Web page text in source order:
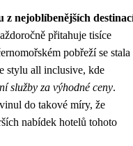
z nejoblíbenějších
přitahuje tisíce
pobřeží se stala
stylu all inclusive, kde
služby za výhodné ceny.
do takové míry, že
nabídek hotelů tohoto